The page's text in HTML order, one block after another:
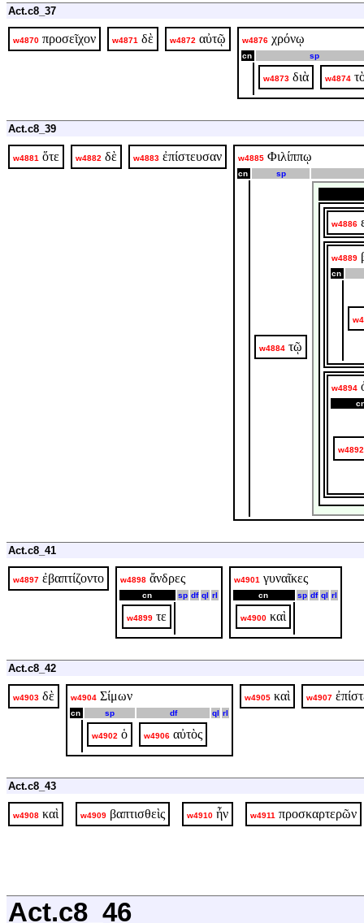
Act.c8_37
w4870 προσεῖχον w4871 δὲ w4872 αὐτῷ w4876 χρόνῳ
cn sp
w4873 διὰ w4874
Act.c8_39
w4881 ὅτε w4882 δὲ w4883 ἐπίστευσαν w4885 Φιλίππῳ
cn sp
w4884 τῷ
w4886
w4889
cn
w4894
w4892
Act.c8_41
w4897 ἐβαπτίζοντο w4898 ἄνδρες
cn sp df ql rl
w4899 τε
w4901 γυναῖκες
cn sp df ql rl
w4900 καὶ
Act.c8_42
w4903 δὲ w4904 Σίμων
cn sp df ql rl
w4902 ὁ w4906 αὐτὸς
w4905 καὶ w4907
Act.c8_43
w4908 καὶ w4909 βαπτισθεὶς w4910 ἦν w4911 προσκαρτερῶν
Act.c8_46